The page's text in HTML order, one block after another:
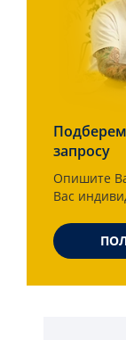
запросу
Опишите
Вас